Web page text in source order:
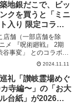
地銀だこで、ビッ
クを買うと「ミニ
入り 限定コラボ
ダムでついてく
10種類。11月15日
アニメ 『呪術廻
・玉折 / 渋谷事
イズは48mm。
店舗（一部店舗を除
メ 『呪術廻戦』 2期
谷事変」 とのコラボレ
11月15日（金）〜2025
までの期間実施され。
リンク、ミニキャラ
2024.11.11
礼「讃岐霊場めぐ
寺編〜」の「お大
台紙」が2026年8